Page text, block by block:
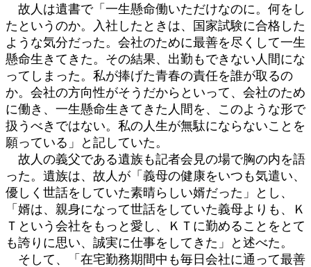
故人は遺書で「一生懸命働いただけなのに。何をし
たというのか。入社したときは、国家試験に合格した
ような気分だった。会社のために最善を尽くして一生
懸命生きてきた。その結果、出勤もできない人間にな
ってしまった。私が捧げた青春の責任を誰が取るの
か。会社の方向性がそうだからといって、会社のため
に働き、一生懸命生きてきた人間を、このような形で
扱うべきではない。私の人生が無駄にならないことを
願っている」と記していた。
故人の義父である遺族も記者会見の場で胸の内を語
った。遺族は、故人が「義母の健康をいつも気遣い、
優しく世話をしていた素晴らしい婿だった」とし、
「婿は、親身になって世話をしていた義母よりも、Ｋ
Ｔという会社をもっと愛し、ＫＴに勤めることをとて
も誇りに思い、誠実に仕事をしてきた」と述べた。
そして、「在宅勤務期間中も毎日会社に通って最善